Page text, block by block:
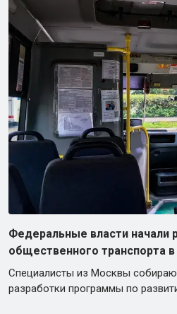
Федеральные власти начали
общественного транспорта
Специалисты из Москвы
разработки программы по